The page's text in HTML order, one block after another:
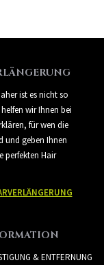
ist es nicht so
wir Ihnen bei
für wen die
und geben Ihnen
perfekten Hair
& ENTFERNUNG